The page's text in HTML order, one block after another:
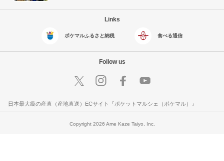
Links
ポケマルふるさと納税 食べる通信
Follow us
日本最大級の産直（産地直送）ECサイト『ポケットマルシェ（ポケマル）』
Copyright 2026 Ame Kaze Taiyo, Inc.